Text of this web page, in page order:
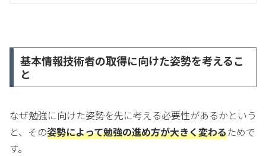
基本情報技術者の取得に向けた姿勢を考えるこ
と
なぜ勉強に向けた姿勢を先に考える必要性があるかという
と、その姿勢によって勉強の進め方が大きく変わるためで
す。